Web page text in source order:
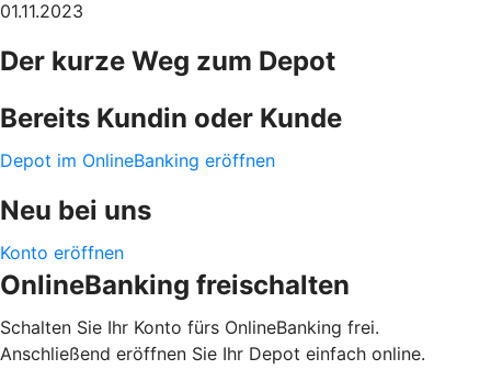
01.11.2023
Der kurze Weg zum Depot
Bereits Kundin oder Kunde
Depot im OnlineBanking eröffnen
Neu bei uns
Konto eröffnen
OnlineBanking freischalten
Schalten Sie Ihr Konto fürs OnlineBanking frei.
Anschließend eröffnen Sie Ihr Depot einfach online.